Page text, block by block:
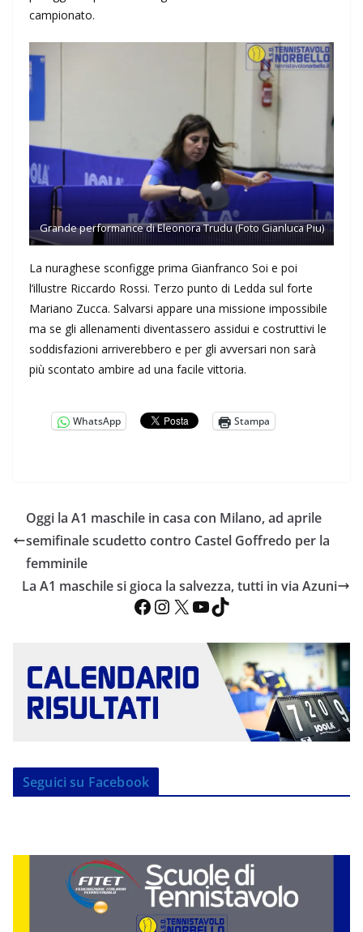
campionato.
Grande performance di Eleonora Trudu (Foto Gianluca Piu)
La nuraghese sconfigge prima Gianfranco Soi e poi
l’illustre Riccardo Rossi. Terzo punto di Ledda sul forte
Mariano Zucca. Salvarsi appare una missione impossibile
ma se gli allenamenti diventassero assidui e costruttivi le
soddisfazioni arriverebbero e per gli avversari non sarà
più scontato ambire ad una facile vittoria.
WhatsApp Stampa
Oggi la A1 maschile in casa con Milano, ad aprile
semifinale scudetto contro Castel Goffredo per la
femminile
La A1 maschile si gioca la salvezza, tutti in via Azuni
Facebook InstagramX YouTube TikTok
Seguici su Facebook